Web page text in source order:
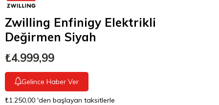
Zwilling Enfinigy Elektrikli
Değirmen Siyah
₺4.999,99
Gelince Haber Ver
₺1.250,00 'den başlayan taksitlerle